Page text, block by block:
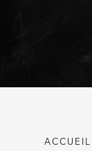
ACCUEIL